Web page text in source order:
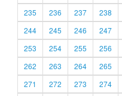
235
236 237 238
244
245 246 247
253
254 255 256
262
263 264 265
271
272 273 274